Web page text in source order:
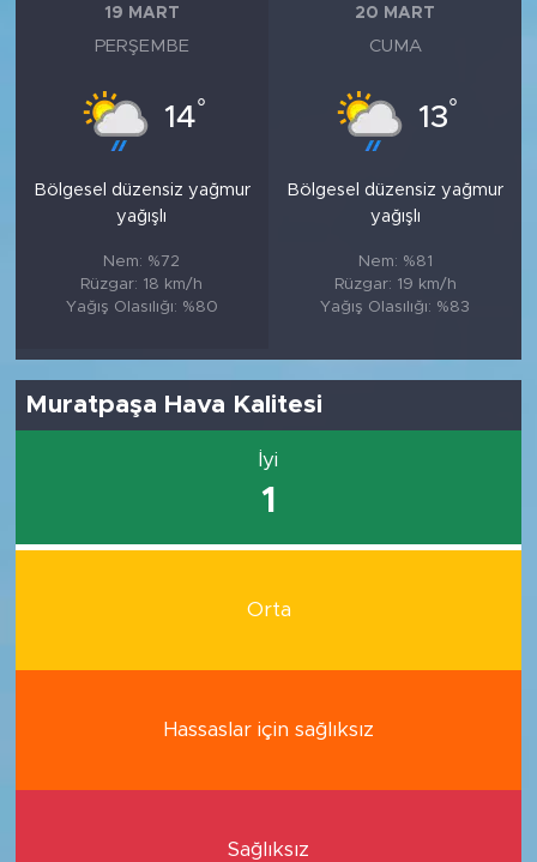
19 MART
PERŞEMBE
14°
Bölgesel düzensiz yağmur
yağışlı
Nem: %72
Rüzgar: 18 km/h
Yağış Olasılığı: %80
20 MART
CUMA
13°
Bölgesel düzensiz yağmur
yağışlı
Nem: %81
Rüzgar: 19 km/h
Yağış Olasılığı: %83
Muratpaşa Hava Kalitesi
İyi
1
Orta
Hassaslar için sağlıksız
Sağlıksız